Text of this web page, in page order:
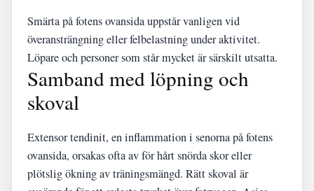
Smärta på fotens ovansida uppstår vanligen vid
överansträngning eller felbelastning under aktivitet.
Löpare och personer som står mycket är särskilt utsatta.
Samband med löpning och
skoval
Extensor tendinit, en inflammation i senorna på fotens
ovansida, orsakas ofta av för hårt snörda skor eller
plötslig ökning av träningsmängd. Rätt skoval är